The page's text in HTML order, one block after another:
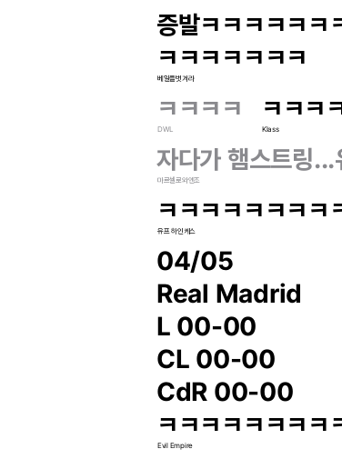
증발ㅋㅋㅋㅋㅋㅋ
ㅋㅋㅋㅋㅋㅋㅋ
베일을벗겨라
ㅋㅋㅋㅋ
DWL
ㅋㅋㅋ
Klass
자다가 햄스트링
마르셀로와엔조
ㅋㅋㅋㅋㅋㅋㅋㅋ
유프 하인케스
04/05
Real Madrid
L 00-00
CL 00-00
CdR 00-00
ㅋㅋㅋㅋㅋㅋㅋㅋ
Evil Empire